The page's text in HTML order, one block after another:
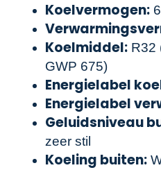
Koelvermogen:
Koelmiddel: R32
GWP 675)
Energielabel
Energielabel
Geluidsniveau
zeer stil
Koeling buiten: